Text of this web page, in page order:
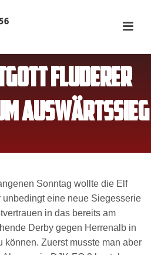
FLUDERER E
AUSWÄRTSSIEG
Sonntag wollte die Elf
eine neue Siegesserie
in das bereits am
Derby gegen Herrenalb in
können. Zuerst musste man aber